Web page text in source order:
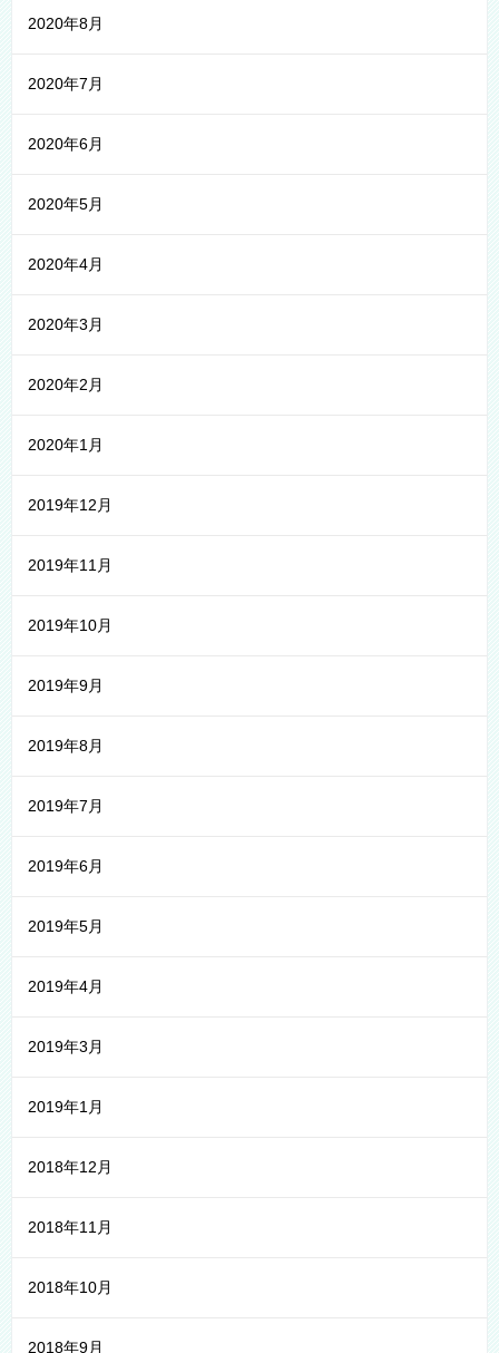
2020年8月
2020年7月
2020年6月
2020年5月
2020年4月
2020年3月
2020年2月
2020年1月
2019年12月
2019年11月
2019年10月
2019年9月
2019年8月
2019年7月
2019年6月
2019年5月
2019年4月
2019年3月
2019年1月
2018年12月
2018年11月
2018年10月
2018年9月